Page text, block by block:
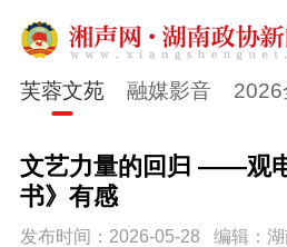
芙蓉文苑 融媒影音 2026
文艺力量的回归 ——观
书》有感
发布时间：2026-05-28 编辑：